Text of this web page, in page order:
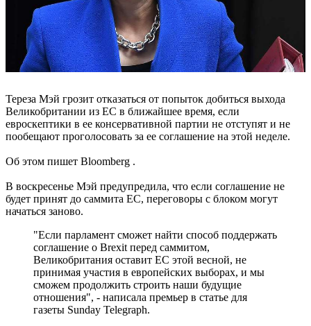
Тереза ​​Мэй грозит отказаться от попыток добиться выхода
Великобритании из ЕС в ближайшее время, если
евроскептики в ее консервативной партии не отступят и не
пообещают проголосовать за ее соглашение на этой неделе.
Об этом пишет Bloomberg .
В воскресенье Мэй предупредила, что если соглашение не
будет принят до саммита ЕС, переговоры с блоком могут
начаться заново.
"Если парламент сможет найти способ поддержать
соглашение о Brexit перед саммитом,
Великобритания оставит ЕС этой весной, не
принимая участия в европейских выборах, и мы
сможем продолжить строить наши будущие
отношения", - написала премьер в статье для
газеты Sunday Telegraph.